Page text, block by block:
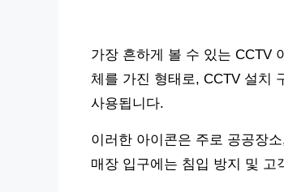
가장 흔하게 볼 수 있는 CCTV
체를 가진 형태로, CCTV 설치
사용됩니다.
이러한 아이콘은 주로 공공장
매장 입구에는 침입 방지 및 고